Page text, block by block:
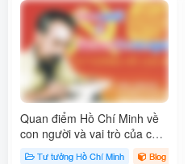
Quan điểm Hồ Chí Minh về
con người và vai trò của con
ngườiTư tưởng Hồ Chí Minh Blog